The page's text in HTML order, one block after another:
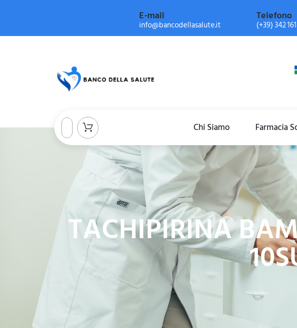
E-mail
info@bancodellasalute.it
Telefono
(+39) 342
Chi Siamo Farmacia
TACHIPIRINA